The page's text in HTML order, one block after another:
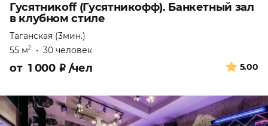
Гусятникоff (Гусятникофф). Банкетный зал
в клубном стиле
Таганская (3мин.)
55 м2 • 30 человек
5.00
от 1 000 ₽ /чел